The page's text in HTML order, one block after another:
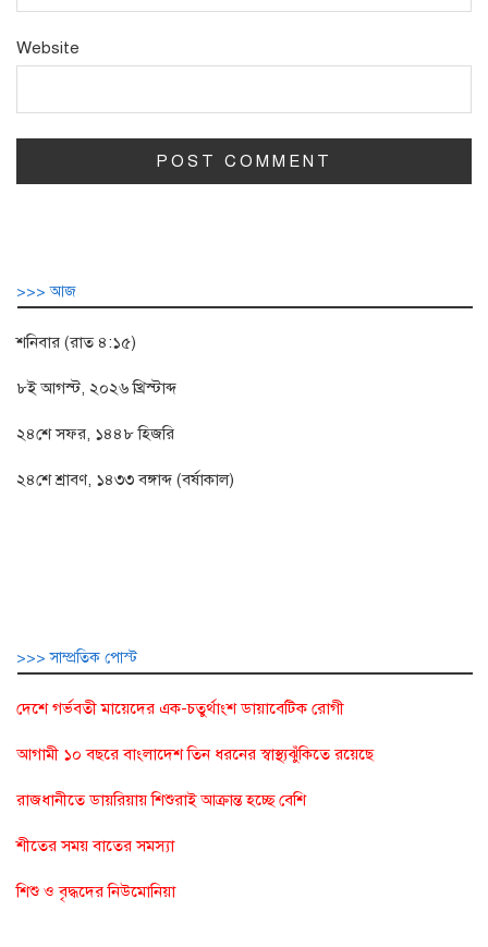
Website
>>> আজ
শনিবার (রাত ৪:১৫)
৮ই আগস্ট, ২০২৬ খ্রিস্টাব্দ
২৪শে সফর, ১৪৪৮ হিজরি
২৪শে শ্রাবণ, ১৪৩৩ বঙ্গাব্দ (বর্ষাকাল)
>>> সাম্প্রতিক পোস্ট
দেশে গর্ভবতী মায়েদের এক-চতুর্থাংশ ডায়াবেটিক রোগী
আগামী ১০ বছরে বাংলাদেশ তিন ধরনের স্বাস্থ্যঝুঁকিতে রয়েছে
রাজধানীতে ডায়রিয়ায় শিশুরাই আক্রান্ত হচ্ছে বেশি
শীতের সময় বাতের সমস্যা
শিশু ও বৃদ্ধদের নিউমোনিয়া